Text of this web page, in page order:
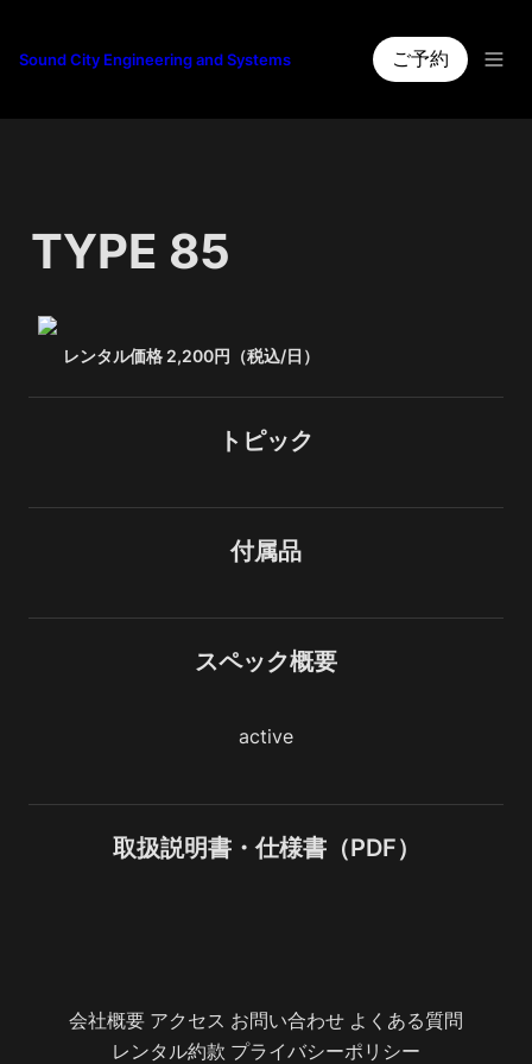
Sound City Engineering and Systems ご予約
TYPE 85
レンタル価格 2,200円（税込/日）
トピック
付属品
スペック概要
active
取扱説明書・仕様書（PDF）
会社概要 アクセス お問い合わせ よくある質問
レンタル約款 プライバシーポリシー